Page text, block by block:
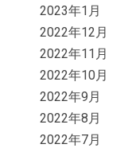
2023年1月
2022年12月
2022年11月
2022年10月
2022年9月
2022年8月
2022年7月